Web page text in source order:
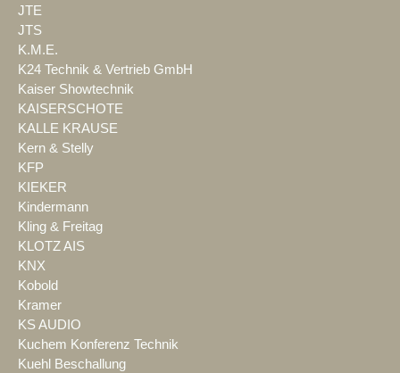
JTE
JTS
K.M.E.
K24 Technik & Vertrieb GmbH
Kaiser Showtechnik
KAISERSCHOTE
KALLE KRAUSE
Kern & Stelly
KFP
KIEKER
Kindermann
Kling & Freitag
KLOTZ AIS
KNX
Kobold
Kramer
KS AUDIO
Kuchem Konferenz Technik
Kuehl Beschallung